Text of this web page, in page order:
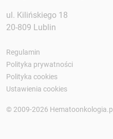
ul. Kilińskiego 18
20-809 Lublin
Regulamin
Polityka prywatności
Polityka cookies
Ustawienia cookies
© 2009-2026 Hematoonkologia.pl